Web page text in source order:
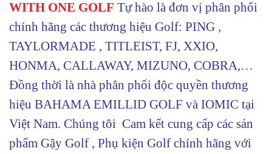
WITH ONE GOLF Tự hào là đơn vị phân phối
chính hãng các thương hiệu Golf: PING ,
TAYLORMADE , TITLEIST, FJ, XXIO,
HONMA, CALLAWAY, MIZUNO, COBRA,…
Đồng thời là nhà phân phối độc quyền thương
hiệu BAHAMA EMILLID GOLF và IOMIC tại
Việt Nam. Chúng tôi Cam kết cung cấp các sản
phẩm Gậy Golf , Phụ kiện Golf chính hãng với